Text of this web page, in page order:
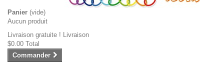
Panier (vide)
Aucun produit
Livraison gratuite ! Livraison
$0.00 Total
Commander